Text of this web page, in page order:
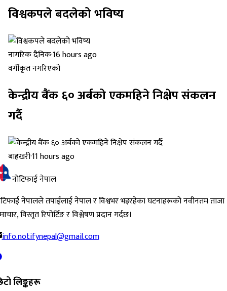
विश्वकपले बदलेको भविष्य
नागरिक दैनिक·16 hours ago
वर्गीकृत नगरिएको
केन्द्रीय बैंक ६० अर्बको एकमहिने निक्षेप संकलन
गर्दै
बाह्रखरी·11 hours ago
नोटिफाई नेपाल
नेपालले तपाईंलाई नेपाल र विश्वभर भइरहेका घटनाहरूको नवीनतम ताजा
विस्तृत रिपोर्टिङ र विश्लेषण प्रदान गर्दछ।
info.notifynepal@gmail.com
लिङ्कहरू